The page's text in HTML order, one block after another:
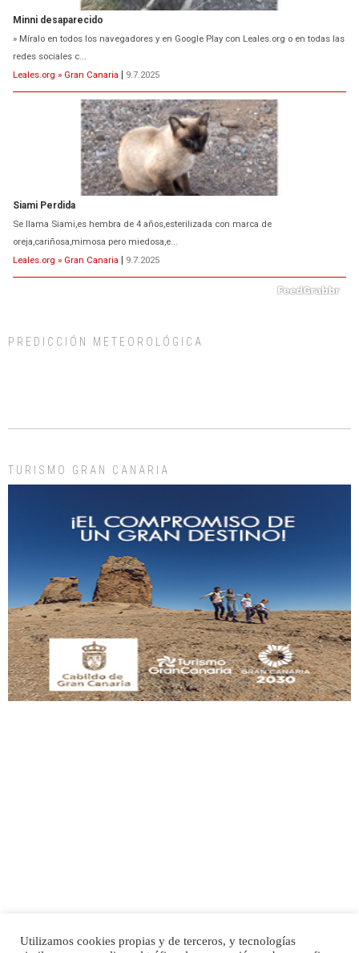
Minni desaparecido
» Míralo en todos los navegadores y en Google Play con Leales.org o en todas las
redes sociales c...
Leales.org » Gran Canaria | 9.7.2025
Siami Perdida
Se llama Siami,es hembra de 4 años,esterilizada con marca de
oreja,cariñosa,mimosa pero miedosa,e...
Leales.org » Gran Canaria | 9.7.2025
días, ella incluida...
Gato manso encontrado
Este gato macho ha aparecido en la calle hace menos de un mes, es muy
manso y extremadamente cari...
Leales.org » Gran Canaria | 9.7.2025
SHIBA PERDIDO AVDA JOSE MESA Y LOPEZ
PREDICCIÓN METEOROLÓGICA
TURISMO GRAN CANARIA
Utilizamos cookies propias y de terceros, y tecnologías